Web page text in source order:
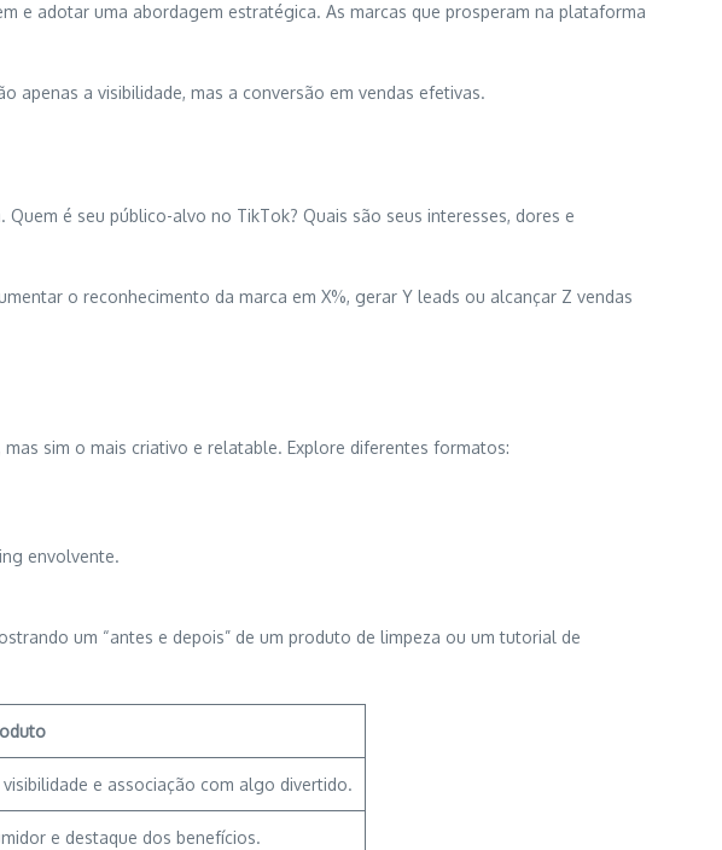
e adotar uma abordagem estratégica. As marcas que prosperam na plataforma
apenas a visibilidade, mas a conversão em vendas efetivas.
é seu público-alvo no TikTok? Quais são seus interesses, dores e
o reconhecimento da marca em X%, gerar Y leads ou alcançar Z vendas
sim o mais criativo e relatable. Explore diferentes formatos:
envolvente.
um “antes e depois” de um produto de limpeza ou um tutorial de
e associação com algo divertido.
e destaque dos benefícios.